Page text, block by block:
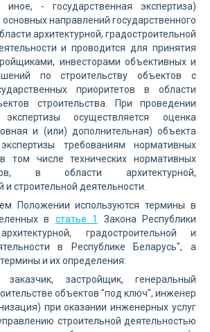
- государственная экспертиза)
направлений государственного
архитектурной, градостроительной
и проводится для принятия
инвесторами объективных и
по строительству объектов с
приоритетов в области
строительства. При проведении
экспертизы осуществляется оценка
и (или) дополнительная) объекта
требованиям нормативных
том числе технических нормативных
в области архитектурной,
и строительной деятельности.
Положении используются термины в
в статье 1
Закона Республики
градостроительной и
в Республике Беларусь", а
и их определения:
застройщик, генеральный
объектов "под ключ", инженер
при оказании инженерных услуг
строительной деятельностью